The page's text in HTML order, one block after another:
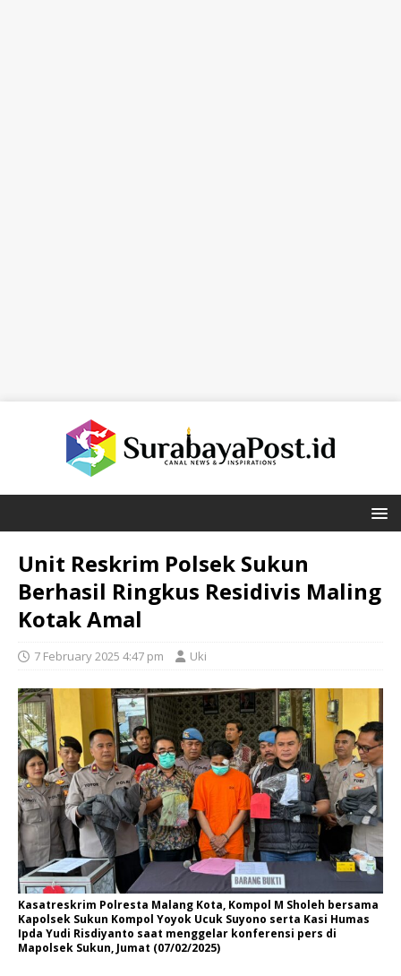
Unit Reskrim Polsek Sukun
Berhasil Ringkus Residivis Maling
Kotak Amal
7 February 2025 4:47 pm Uki
Kasatreskrim Polresta Malang Kota, Kompol M Sholeh bersama
Kapolsek Sukun Kompol Yoyok Ucuk Suyono serta Kasi Humas
Ipda Yudi Risdiyanto saat menggelar konferensi pers di
Mapolsek Sukun, Jumat (07/02/2025)